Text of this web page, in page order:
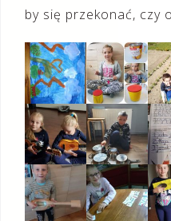
by się przekonać, czy